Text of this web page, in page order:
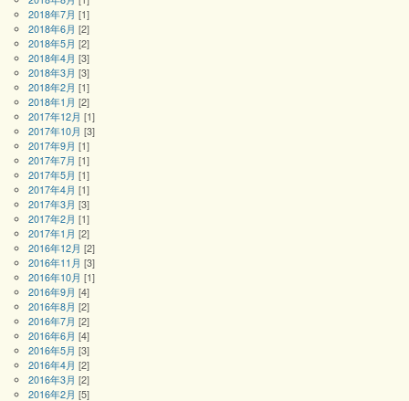
2018年7月 [1]
2018年6月 [2]
2018年5月 [2]
2018年4月 [3]
2018年3月 [3]
2018年2月 [1]
2018年1月 [2]
2017年12月 [1]
2017年10月 [3]
2017年9月 [1]
2017年7月 [1]
2017年5月 [1]
2017年4月 [1]
2017年3月 [3]
2017年2月 [1]
2017年1月 [2]
2016年12月 [2]
2016年11月 [3]
2016年10月 [1]
2016年9月 [4]
2016年8月 [2]
2016年7月 [2]
2016年6月 [4]
2016年5月 [3]
2016年4月 [2]
2016年3月 [2]
2016年2月 [5]